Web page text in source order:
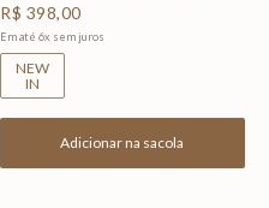
Ametista
R$ 398,00
Em até 6x sem juros
NEW
IN
Adicionar na sacola